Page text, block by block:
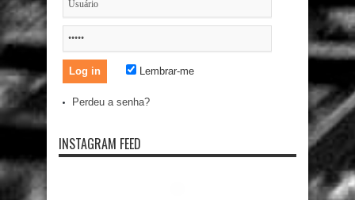
Lembrar-me
Perdeu a senha?
INSTAGRAM FEED